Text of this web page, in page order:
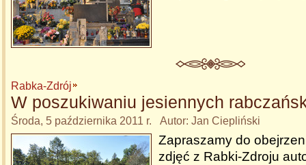
Rabka-Zdrój
W poszukiwaniu jesiennych
Środa, 5 października 2011 r. Autor: Jan Ciepliński
Zapraszamy do
zdjęć z Rabki-Zdroju